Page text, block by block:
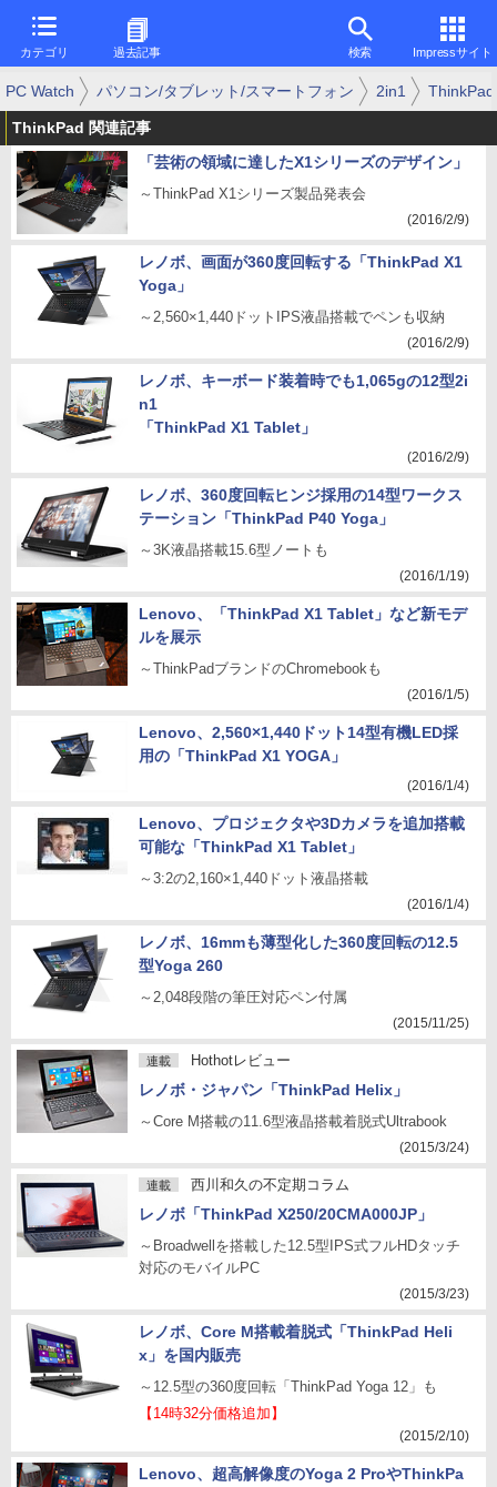
カテゴリ 過去記事 検索 Impressサイト
PC Watch パソコン/タブレット/スマートフォン 2in1 ThinkPad
ThinkPad 関連記事
「芸術の領域に達したX1シリーズのデザイン」
～ThinkPad X1シリーズ製品発表会
(2016/2/9)
レノボ、画面が360度回転する「ThinkPad X1
Yoga」
～2,560×1,440ドットIPS液晶搭載でペンも収納
(2016/2/9)
レノボ、キーボード装着時でも1,065gの12型2i
n1
「ThinkPad X1 Tablet」
(2016/2/9)
レノボ、360度回転ヒンジ採用の14型ワークス
テーション「ThinkPad P40 Yoga」
～3K液晶搭載15.6型ノートも
(2016/1/19)
Lenovo、「ThinkPad X1 Tablet」など新モデ
ルを展示
～ThinkPadブランドのChromebookも
(2016/1/5)
Lenovo、2,560×1,440ドット14型有機LED採
用の「ThinkPad X1 YOGA」
(2016/1/4)
Lenovo、プロジェクタや3Dカメラを追加搭載
可能な「ThinkPad X1 Tablet」
～3:2の2,160×1,440ドット液晶搭載
(2016/1/4)
レノボ、16mmも薄型化した360度回転の12.5
型Yoga 260
～2,048段階の筆圧対応ペン付属
(2015/11/25)
連載 Hothotレビュー
レノボ・ジャパン「ThinkPad Helix」
～Core M搭載の11.6型液晶搭載着脱式Ultrabook
(2015/3/24)
連載 西川和久の不定期コラム
レノボ「ThinkPad X250/20CMA000JP」
～Broadwellを搭載した12.5型IPS式フルHDタッチ
対応のモバイルPC
(2015/3/23)
レノボ、Core M搭載着脱式「ThinkPad Heli
x」を国内販売
～12.5型の360度回転「ThinkPad Yoga 12」も
【14時32分価格追加】
(2015/2/10)
Lenovo、超高解像度のYoga 2 ProやThinkPa